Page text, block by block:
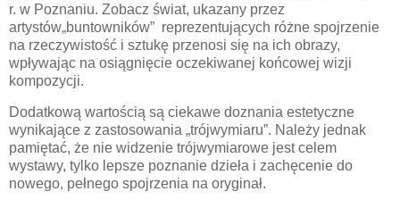
r. w Poznaniu. Zobacz świat, ukazany przez
artystów„buntowników” reprezentujących różne spojrzenie
na rzeczywistość i sztukę przenosi się na ich obrazy,
wpływając na osiągnięcie oczekiwanej końcowej wizji
kompozycji.
Dodatkową wartością są ciekawe doznania estetyczne
wynikające z zastosowania „trójwymiaru”. Należy jednak
pamiętać, że nie widzenie trójwymiarowe jest celem
wystawy, tylko lepsze poznanie dzieła i zachęcenie do
nowego, pełnego spojrzenia na oryginał.